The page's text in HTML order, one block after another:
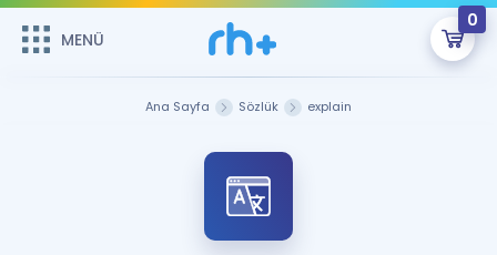
MENÜ
0
Sepetin Şu An Boş.
Remzi Hoca ile seni sınava hazırlayacak onlarca eğitim seni
bekliyor!
MENÜ
Ana Sayfa Sözlük explain